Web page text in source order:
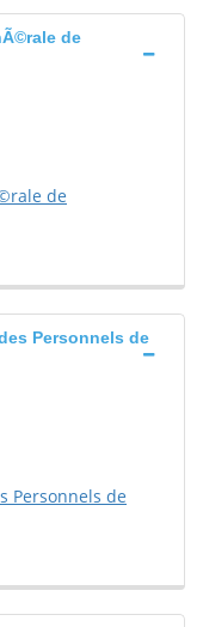
de
de
Personnels de
Personnels de